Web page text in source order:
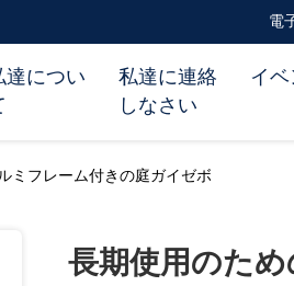
電
達につい
私達に連絡
しなさい
イベ
ミフレーム付きの庭ガイゼボ
長期使用のた